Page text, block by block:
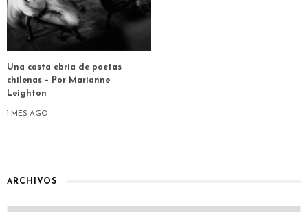
Una casta ebria de poetas
chilenas – Por Marianne
Leighton
1 MES AGO
ARCHIVOS